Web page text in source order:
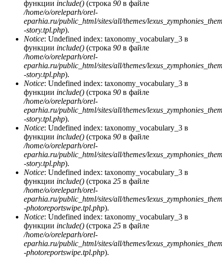
функции include() (строка 90 в файле
/home/o/oreleparh/orel-
eparhia.ru/public_html/sites/all/themes/
-story.tpl.php).
Notice: Undefined index: taxonomy_vocabulary_3 в
функции include() (строка 90 в файле
/home/o/oreleparh/orel-
eparhia.ru/public_html/sites/all/themes/
-story.tpl.php).
Notice: Undefined index: taxonomy_vocabulary_3 в
функции include() (строка 90 в файле
/home/o/oreleparh/orel-
eparhia.ru/public_html/sites/all/themes/
-story.tpl.php).
Notice: Undefined index: taxonomy_vocabulary_3 в
функции include() (строка 90 в файле
/home/o/oreleparh/orel-
eparhia.ru/public_html/sites/all/themes/
-story.tpl.php).
Notice: Undefined index: taxonomy_vocabulary_3 в
функции include() (строка 25 в файле
/home/o/oreleparh/orel-
eparhia.ru/public_html/sites/all/themes/
-photoreportswipe.tpl.php).
Notice: Undefined index: taxonomy_vocabulary_3 в
функции include() (строка 25 в файле
/home/o/oreleparh/orel-
eparhia.ru/public_html/sites/all/themes/
-photoreportswipe.tpl.php).